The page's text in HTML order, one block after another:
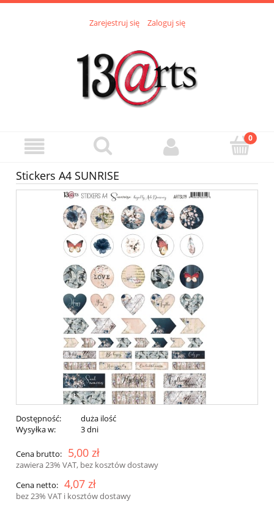
Zarejestruj się Zaloguj się
Stickers A4 SUNRISE
Dostępność:
duża ilość
Wysyłka w:
3 dni
Cena brutto: 5,00 zł
zawiera 23% VAT, bez kosztów dostawy
Cena netto: 4,07 zł
bez 23% VAT i kosztów dostawy